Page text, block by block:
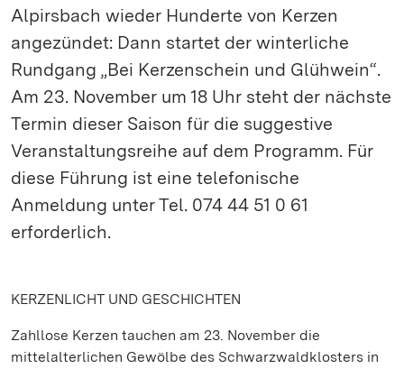
Alpirsbach wieder Hunderte von Kerzen
angezündet: Dann startet der winterliche
Rundgang „Bei Kerzenschein und Glühwein“.
Am 23. November um 18 Uhr steht der nächste
Termin dieser Saison für die suggestive
Veranstaltungsreihe auf dem Programm. Für
diese Führung ist eine telefonische
Anmeldung unter Tel. 074 44 51 0 61
erforderlich.
KERZENLICHT UND GESCHICHTEN
Zahllose Kerzen tauchen am 23. November die
mittelalterlichen Gewölbe des Schwarzwaldklosters in